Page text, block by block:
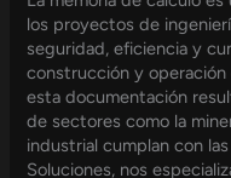
los proyectos de
seguridad, eficiencia y
construcción y
esta documentación
de sectores como la
industrial cumplan con
Soluciones, nos